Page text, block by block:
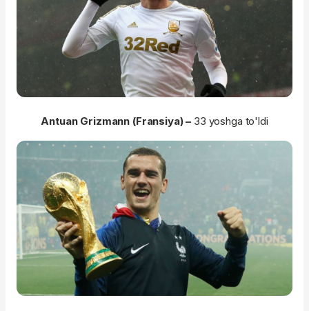
Antuan Grizmann (Fransiya) – 33 yoshga to'ldi